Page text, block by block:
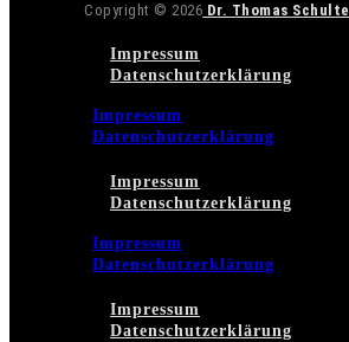
Copyright © 2026 Dr. Thomas Schulte
Impressum
Datenschutzerklärung
Impressum
Datenschutzerklärung
Impressum
Datenschutzerklärung
Impressum
Datenschutzerklärung
Impressum
Datenschutzerklärung